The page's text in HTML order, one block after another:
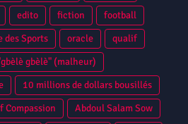
edito fiction
football
des Sports oracle
qualif
gbèlè" (malheur)
10 millions de dollars bousillés
Compassion
Abdoul Salam Sow